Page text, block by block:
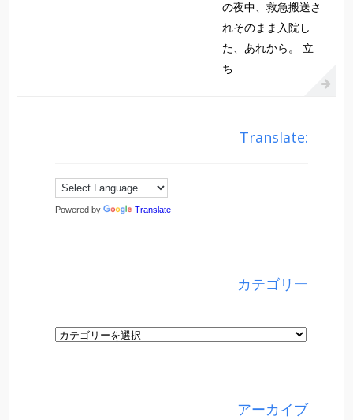
の夜中、救急搬送さ
れそのまま入院し
た、あれから。 立
ち...
Translate:
Powered by Translate
カテゴリー
カ
アーカイブ